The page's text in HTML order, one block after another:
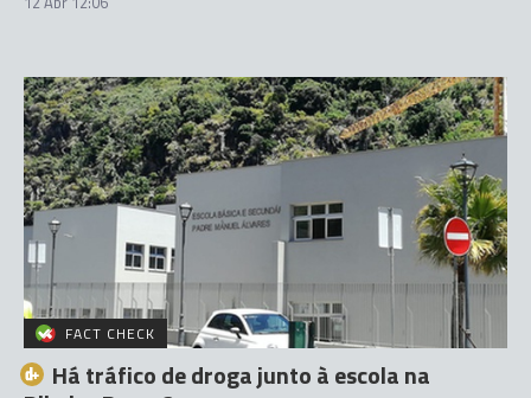
FACT CHECK
Há tráfico de droga junto à escola na